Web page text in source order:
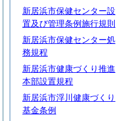
新居浜市保健センター設
置及び管理条例施行規則
新居浜市保健センター処
務規程
新居浜市健康づくり推進
本部設置規程
新居浜市浮川健康づくり
基金条例